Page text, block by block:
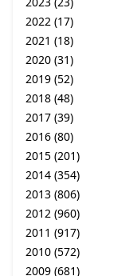
2022 (17)
2021 (18)
2020 (31)
2019 (52)
2018 (48)
2017 (39)
2016 (80)
2015 (201)
2014 (354)
2013 (806)
2012 (960)
2011 (917)
2010 (572)
2009 (681)